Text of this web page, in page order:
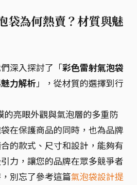
袋為何熱賣？材質與魅
深入探討了「彩色雷射氣泡袋
力解析」，從材質的選擇到行
的亮眼外觀與氣泡層的多重防
在保護商品的同時，也為品牌
的款式、尺寸和設計，能夠有
力，讓您的品牌在眾多競爭者
別忘了參考這篇氣泡袋設計提